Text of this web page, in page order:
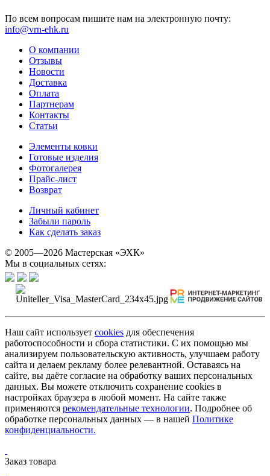
По всем вопросам пишите нам на электронную почту:
info@vrn-ehk.ru
О компании
Отзывы
Новости
Доставка
Оплата
Партнерам
Контакты
Статьи
Элементы ковки
Готовые изделия
Фотогалерея
Прайс-лист
Возврат
Личный кабинет
Забыли пароль
Как сделать заказ
© 2005—2026 Мастерская «ЭХК»
Мы в социальных сетях:
Наш сайт использует cookies для обеспечения
работоспособности и сбора статистики. С их помощью мы
анализируем пользовательскую активность, улучшаем работу
сайта и делаем рекламу более релевантной. Оставаясь на
сайте, вы даёте согласие на обработку ваших персональных
данных. Вы можете отключить сохранение cookies в
настройках браузера в любой момент. На сайте также
применяются рекомендательные технологии. Подробнее об
обработке персональных данных — в нашей Политике
конфиденциальности.
Заказ товара